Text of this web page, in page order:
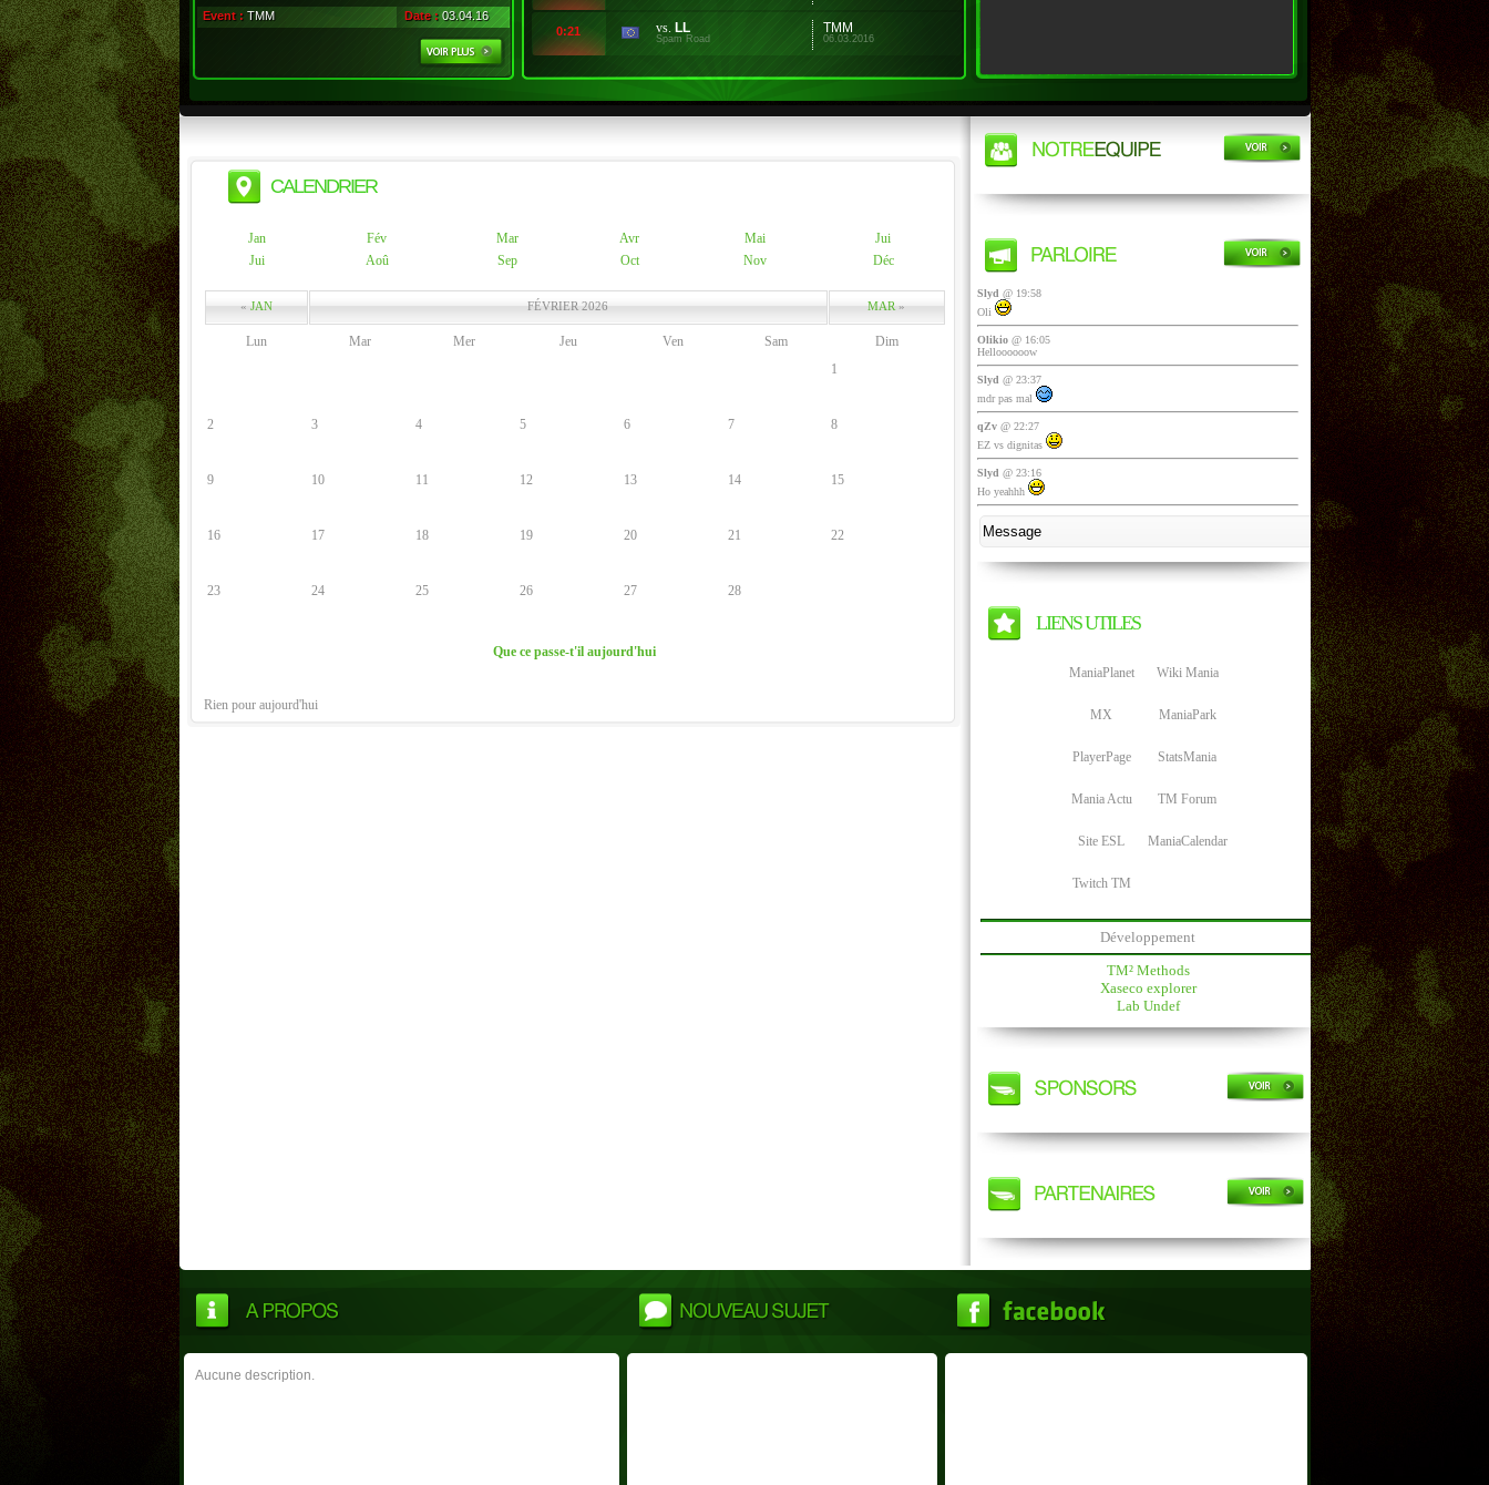
Event : TMM Date : 03.04.16
0:21 vs. LL
Spam Road
TMM
06.03.2016
CALENDRIER
Jan Fév Mar Avr Mai
Jui
Jui
Aoû Sep Oct Nov Déc
«JAN FÉVRIER 2026 MAR»
Lun Mar Mer Jeu Ven Sam
Dim
1
2 3 4 5 6 7 8
9 10 11 12 13 14 15
16 17 18 19 20 21 22
23 24 25 26 27 28
Que ce passe-t'il aujourd'hui
Rien pour aujourd'hui
Slyd @ 19:58
Oli
Olikio@ 16:05
Helloooooow
Slyd @ 23:37
mdr pas mal
qZv@ 22:27
EZ vs dignitas
Slyd @ 23:16
Ho yeahhh
LIENS UTILES
ManiaPlanet Wiki Mania
MX ManiaPark
PlayerPage StatsMania
Mania Actu TM Forum
Site ESL ManiaCalendar
Twitch TM
Développement
TM² Methods
Xaseco explorer
Lab Undef
Aucune description.